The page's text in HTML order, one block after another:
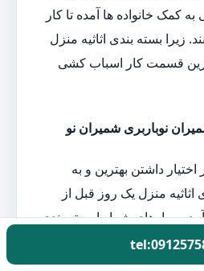
کمک خانواده ها آمده تا کار
زیرا بسته بندی اثاثیه منزل
قسمت کار اسباب کشی
نوباربری شمیران نو
داشتن بهترین و به
منزل یک روز قبل از
و بارهای شما را بسته بندی
توسط نیروهای این باربری،
که وسایل شما بدون آسیب به